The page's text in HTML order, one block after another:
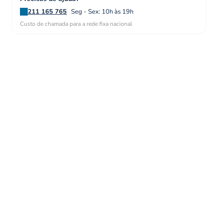
211 165 765 Seg - Sex: 10h às 19h
Custo de chamada para a rede fixa nacional